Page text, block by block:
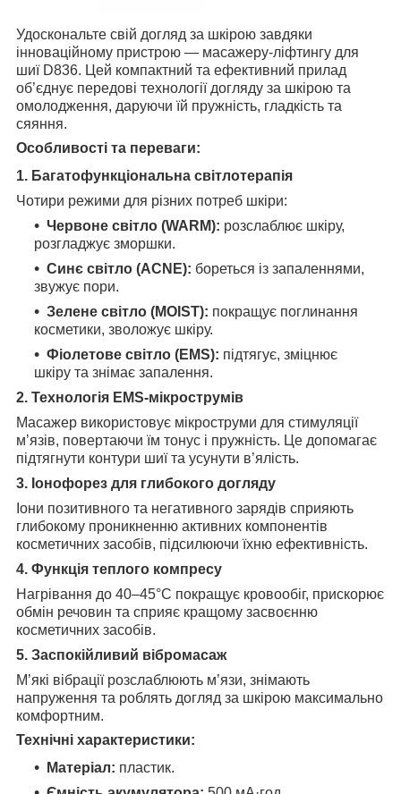
Удоскональте свій догляд за шкірою завдяки
інноваційному пристрою — масажеру-ліфтингу для
шиї D836. Цей компактний та ефективний прилад
об’єднує передові технології догляду за шкірою та
омолодження, даруючи їй пружність, гладкість та
сяяння.
Особливості та переваги:
1. Багатофункціональна світлотерапія
Чотири режими для різних потреб шкіри:
Червоне світло (WARM): розслаблює шкіру,
розгладжує зморшки.
Синє світло (ACNE): бореться із запаленнями,
звужує пори.
Зелене світло (MOIST): покращує поглинання
косметики, зволожує шкіру.
Фіолетове світло (EMS): підтягує, зміцнює
шкіру та знімає запалення.
2. Технологія EMS-мікрострумів
Масажер використовує мікроструми для стимуляції
м’язів, повертаючи їм тонус і пружність. Це допомагає
підтягнути контури шиї та усунути в’ялість.
3. Іонофорез для глибокого догляду
Іони позитивного та негативного зарядів сприяють
глибокому проникненню активних компонентів
косметичних засобів, підсилюючи їхню ефективність.
4. Функція теплого компресу
Нагрівання до 40–45°C покращує кровообіг, прискорює
обмін речовин та сприяє кращому засвоєнню
косметичних засобів.
5. Заспокійливий вібромасаж
М’які вібрації розслаблюють м’язи, знімають
напруження та роблять догляд за шкірою максимально
комфортним.
Технічні характеристики:
Матеріал: пластик.